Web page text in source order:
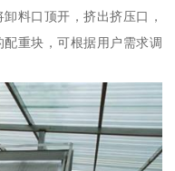
料口顶开，挤出挤压口，
重块，可根据用户需求调